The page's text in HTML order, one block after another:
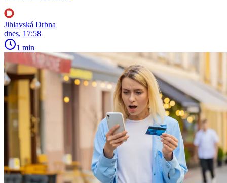
Jihlavská Drbna
dnes, 17:58
1 min